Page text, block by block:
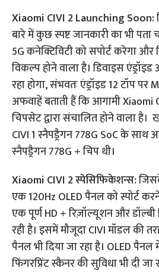
Xiaomi CIVI 2 Launching Soon:
बारे में कुछ स्पष्ट जानकारी का भी
5G कनेक्टिविटी को सपोर्ट करेगा
विकल्प होने वाला है। डिवाइस
रहा होगा, संभवतः एंड्रॉइड 12 टॉप पर
अफवाहें बताती हैं कि आगामी Xiaomi
चिपसेट द्वारा संचालित होने वाला
CIVI 1 स्नैपड्रैगन 778G SoC के साथ
स्नैपड्रैगन 778G + चिप थी।
Xiaomi CIVI 2 स्पेसिफिकेशन्स:
एक 120Hz OLED पैनल को स्पोर्ट
एक पूर्ण HD + रिज़ॉल्यूशन और
रही है। इसमें मौजूदा CIVI मॉडल की
पैनल भी दिया जा रहा है। OLED पैनल
फिंगरप्रिंट स्कैनर की सुविधा भी दी जा